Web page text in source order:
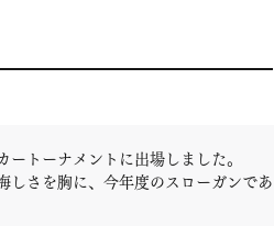
トーナメントに出場しました。
しさを胸に、今年度のスローガンであ